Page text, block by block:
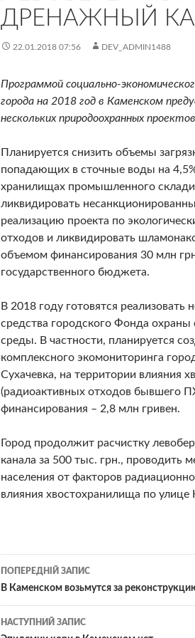
ДРЕНАЖНЫЙ
22.01.2018 07:56 DEV_ADMIN1488
Программой социально-
города на 2018 год в Каменском
нескольких природоохранных
Планируется снизить объемы
попадающих в сточные воды на
хранилищах промышленного
ликвидировать
реализацию проекта по
отходов и ликвидировать
объемом финансирования 30 млн
государственного бюджета.
В 2018 году готовятся реализовать
средства городского Фонда
среды. В частности, планируется
комплексного экомониторинга
Сухачевка, на территории влияния
(радиоактивных отходов бывшего
финансирования – 2,8 млн гривен.
Город продолжит расчистку
канала за 500 тыс. грн., проводить
населения от факторов
влияния хвостохранилища по
Навігація
по
записам
ПОПЕРЕДНІЙ ЗАПИС
В Каменском возьмутся за
НАСТУПНИЙ ЗАПИС